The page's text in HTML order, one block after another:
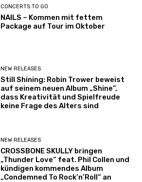
CONCERTS TO GO
NAILS – Kommen mit fettem
Package auf Tour im Oktober
NEW RELEASES
Still Shining: Robin Trower beweist
auf seinem neuen Album „Shine“,
dass Kreativität und Spielfreude
keine Frage des Alters sind
NEW RELEASES
CROSSBONE SKULLY bringen
„Thunder Love“ feat. Phil Collen und
kündigen kommendes Album
„Condemned To Rock’n’Roll“ an